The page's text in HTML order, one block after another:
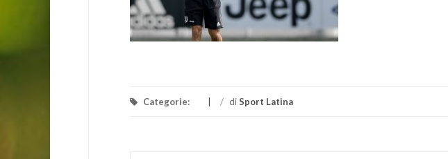
Categorie: / diSport Latina